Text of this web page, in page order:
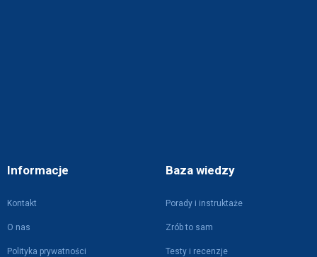
Informacje
Kontakt
O nas
Polityka prywatności
Baza wiedzy
Porady i instruktaże
Zrób to sam
Testy i recenzje